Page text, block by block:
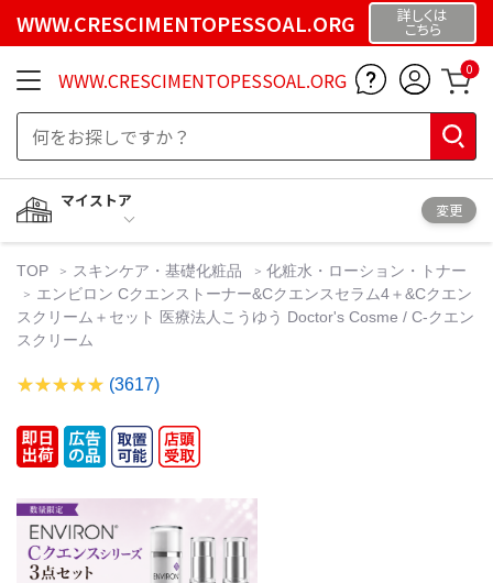
WWW.CRESCIMENTOPESSOAL.ORG 詳しくは
こちら
WWW.CRESCIMENTOPESSOAL.ORG 0
マイストア
変更
TOP スキンケア・基礎化粧品
化粧水・ローション・トナー
エンビロン Cクエンストーナー&Cクエンスセラム4＋&Cクエン
スクリーム＋セット 医療法人こうゆう Doctor's Cosme / C-クエン
スクリーム
(3617)